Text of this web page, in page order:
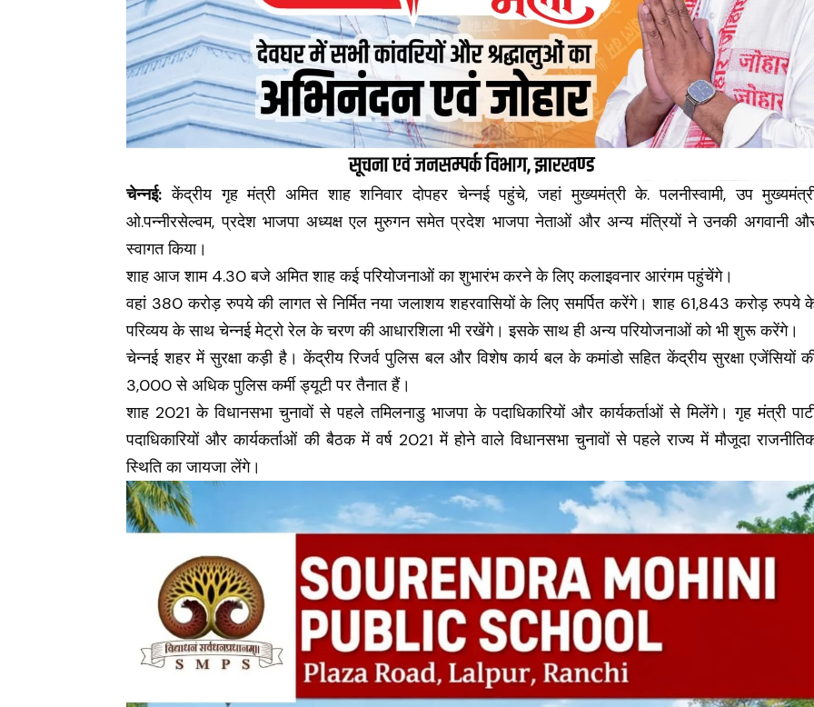
चेन्नई: केंद्रीय गृह मंत्री अमित शाह शनिवार दोपहर चेन्नई पहुंचे, जहां मुख्यमंत्री के. पलनीस्वामी, उप
ओ.पन्नीरसेल्वम, प्रदेश भाजपा अध्यक्ष एल मुरुगन समेत प्रदेश भाजपा नेताओं और अन्य मंत्रियों ने उनकी अगवानी
स्वागत किया।
शाह आज शाम 4.30 बजे अमित शाह कई परियोजनाओं का शुभारंभ करने के लिए कलाइवनार आरंगम पहुंचेंगे।
वहां 380 करोड़ रुपये की लागत से निर्मित नया जलाशय शहरवासियों के लिए समर्पित करेंगे। शाह 61,843 करोड़ रुपये
परिव्यय के साथ चेन्नई मेट्रो रेल के चरण की आधारशिला भी रखेंगे। इसके साथ ही अन्य परियोजनाओं को भी शुरू करेंगे।
चेन्नई शहर में सुरक्षा कड़ी है। केंद्रीय रिजर्व पुलिस बल और विशेष कार्य बल के कमांडो सहित केंद्रीय सुरक्षा एजेंसियों
3,000 से अधिक पुलिस कर्मी ड्यूटी पर तैनात हैं।
शाह 2021 के विधानसभा चुनावों से पहले तमिलनाडु भाजपा के पदाधिकारियों और कार्यकर्ताओं से मिलेंगे। गृह मंत्री
पदाधिकारियों और कार्यकर्ताओं की बैठक में वर्ष 2021 में होने वाले विधानसभा चुनावों से पहले राज्य में मौजूदा
स्थिति का जायजा लेंगे।